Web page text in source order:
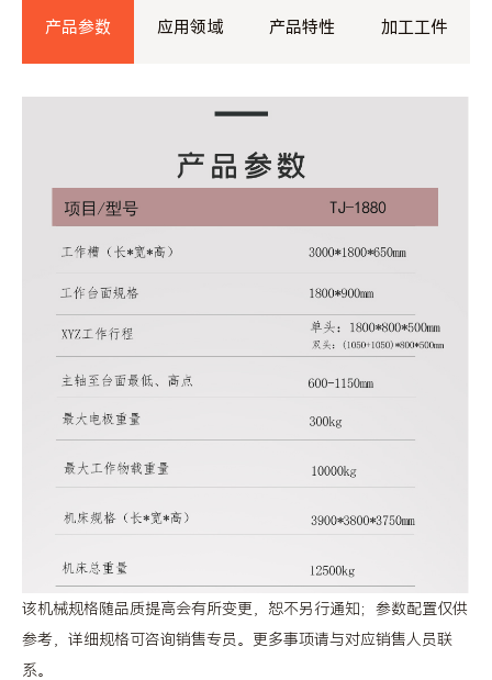
产品参数 应用领域 产品特性 加工工件
该机械规格随品质提高会有所变更，恕不另行通知；参数配置仅供
参考，详细规格可咨询销售专员。更多事项请与对应销售人员联
系。